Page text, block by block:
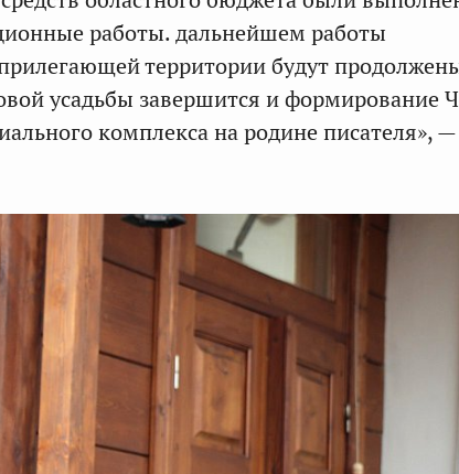
работы. дальнейшем работы
территории будут
усадьбы завершится и формирование
комплекса на родине писателя»,